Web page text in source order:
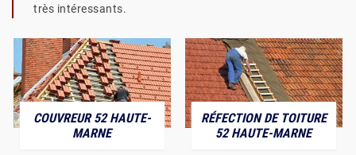
très intéressants.
COUVREUR 52 HAUTE-
MARNE
RÉFECTION DE TOITURE
52 HAUTE-MARNE